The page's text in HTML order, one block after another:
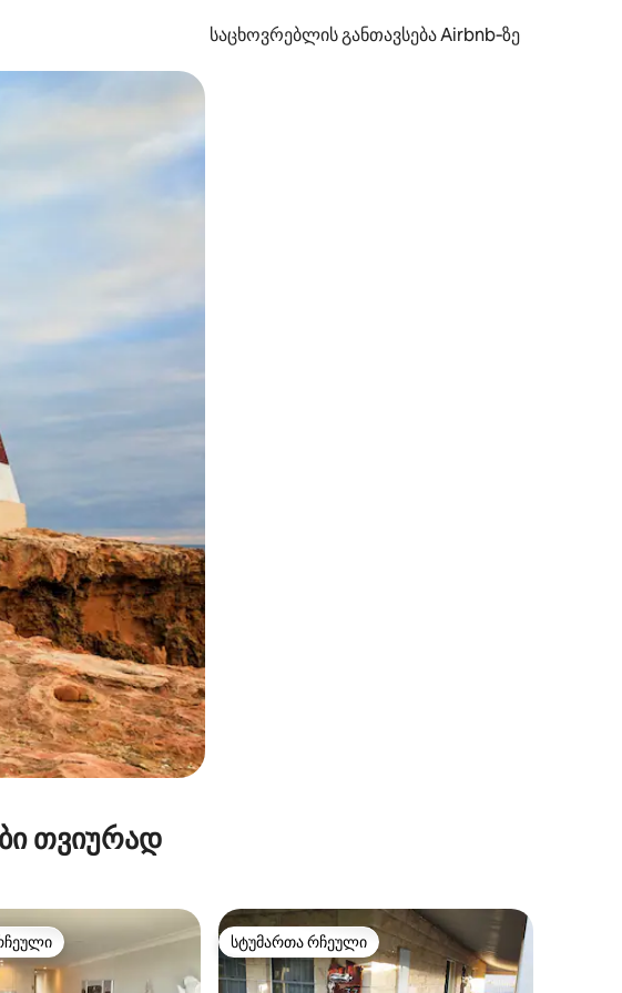
საცხოვრებლის განთავსება Airbnb‑ზე
ისრებით ან შეხებისა თუ თითის გასმის ჟესტები.
თვიურად
მოწინავე ვარიანტი სტუმართა რჩეული
სტუმართა რჩეული